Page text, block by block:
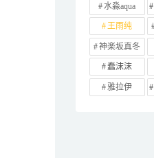
水淼aqua
王雨纯
神楽坂真冬
蠢沫沫
雅拉伊